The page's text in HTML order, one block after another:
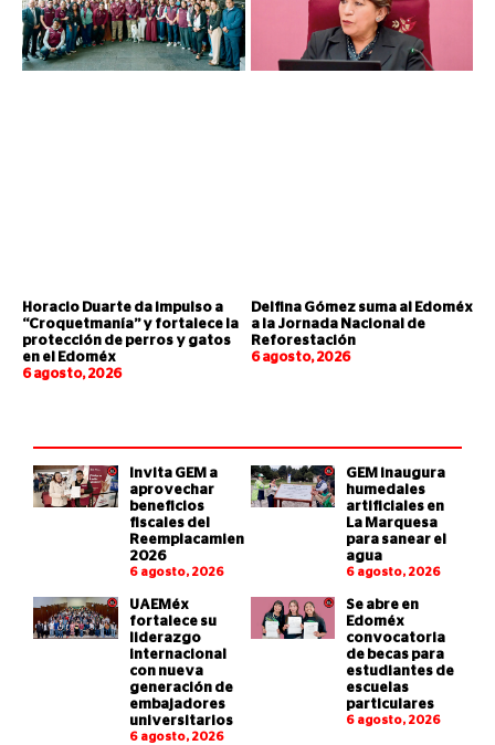
Horacio Duarte da impulso a
“Croquetmanía” y fortalece la
protección de perros y gatos
en el Edoméx
6 agosto, 2026
Delfina Gómez suma al Edoméx
a la Jornada Nacional de
Reforestación
6 agosto, 2026
Invita GEM a
aprovechar
beneficios
fiscales del
Reemplacamiento
2026
6 agosto, 2026
GEM inaugura
humedales
artificiales en
La Marquesa
para sanear el
agua
6 agosto, 2026
UAEMéx
fortalece su
liderazgo
internacional
con nueva
generación de
embajadores
universitarios
6 agosto, 2026
Se abre en
Edoméx
convocatoria
de becas para
estudiantes de
escuelas
particulares
6 agosto, 2026